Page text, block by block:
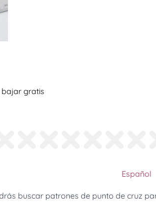
gratis
Español
buscar patrones de punto de cruz